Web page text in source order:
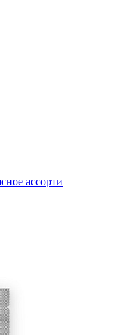
ассорти